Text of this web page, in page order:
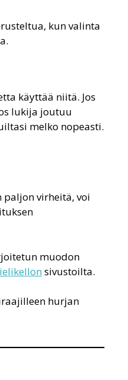
kun valinta
käyttää niitä. Jos
lukija joutuu
melko nopeasti.
paljon virheitä, voi
muodon
sivustoilta.
hurjan